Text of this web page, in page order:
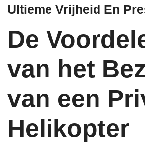
Ultieme Vrijheid En
De
van het
van een
Helikopter